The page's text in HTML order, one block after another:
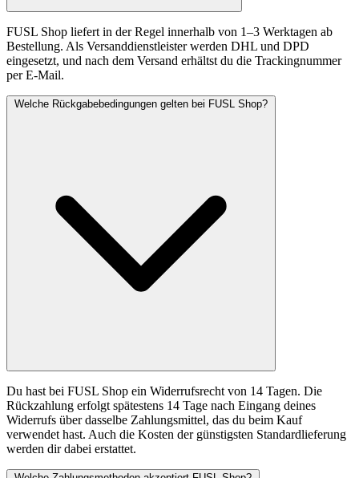
FUSL Shop liefert in der Regel innerhalb von 1–3 Werktagen ab
Bestellung. Als Versanddienstleister werden DHL und DPD
eingesetzt, und nach dem Versand erhältst du die Trackingnummer
per E-Mail.
Welche Rückgabebedingungen gelten bei FUSL Shop?
Du hast bei FUSL Shop ein Widerrufsrecht von 14 Tagen. Die
Rückzahlung erfolgt spätestens 14 Tage nach Eingang deines
Widerrufs über dasselbe Zahlungsmittel, das du beim Kauf
verwendet hast. Auch die Kosten der günstigsten Standardlieferung
werden dir dabei erstattet.